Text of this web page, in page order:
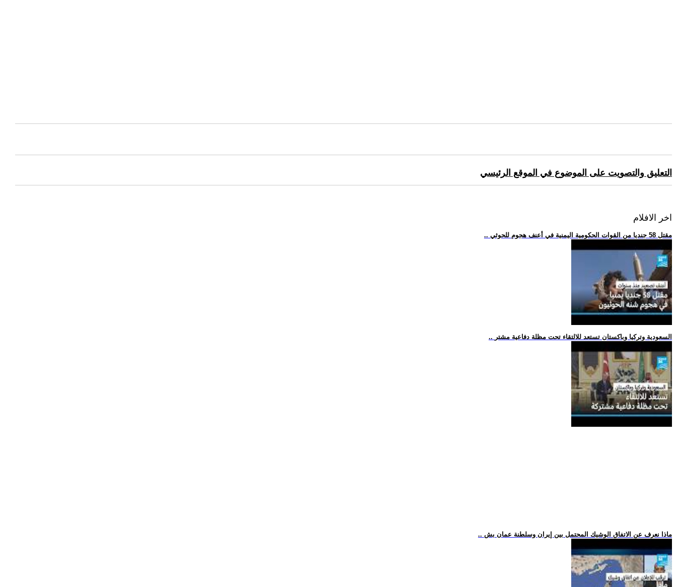
التعليق والتصويت على الموضوع في الموقع الرئيسي
اخر الافلام
.. مقتل 58 جنديا من القوات الحكومية اليمنية في أعنف هجوم للحوثي
.. السعودية وتركيا وباكستان تستعد للالتقاء تحت مظلة دفاعية مشتر
.. ماذا نعرف عن الاتفاق الوشيك المحتمل بين إيران وسلطنة عمان بش